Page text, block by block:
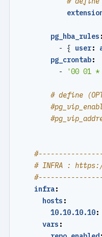
pg_hba_rules :
- { user:
pg_crontab:
-
'00 01
# define
# INFRA :
infra:
hosts :
10.10.10.10:
vars :